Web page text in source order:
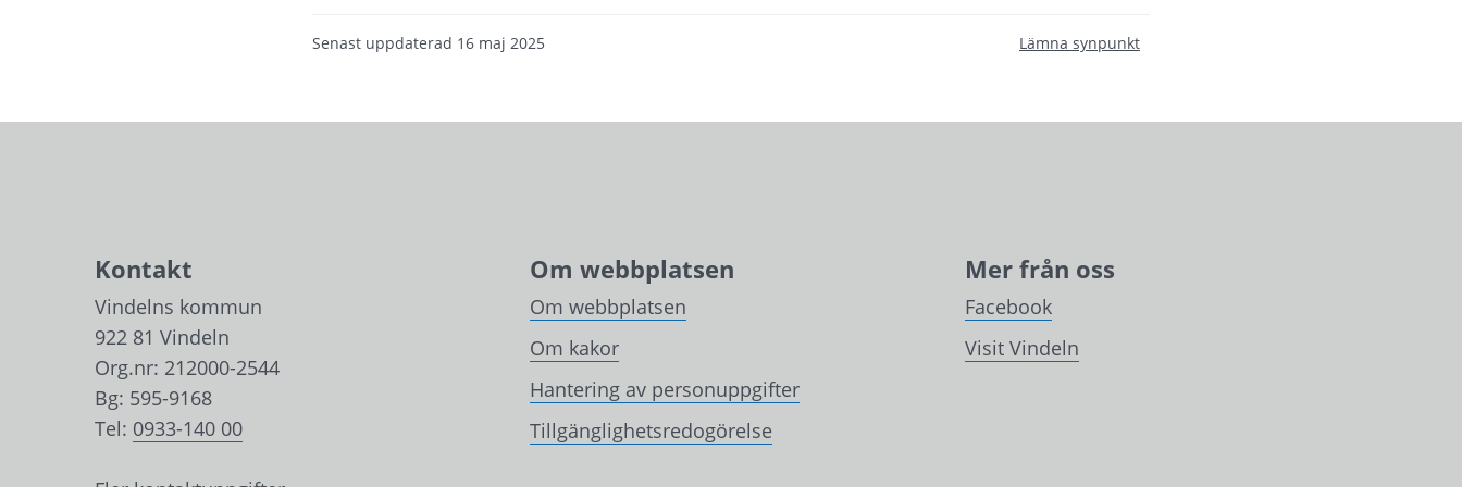
Senast uppdaterad 16 maj 2025 Lämna synpunkt
Kontakt
Vindelns kommun
922 81 Vindeln
Org.nr: 212000-2544
Bg: 595-9168
Tel: 0933-140 00
Om webbplatsen
Om webbplatsen
Om kakor
Hantering av personuppgifter
Tillgänglighetsredogörelse
Mer från oss
Facebook
Visit Vindeln